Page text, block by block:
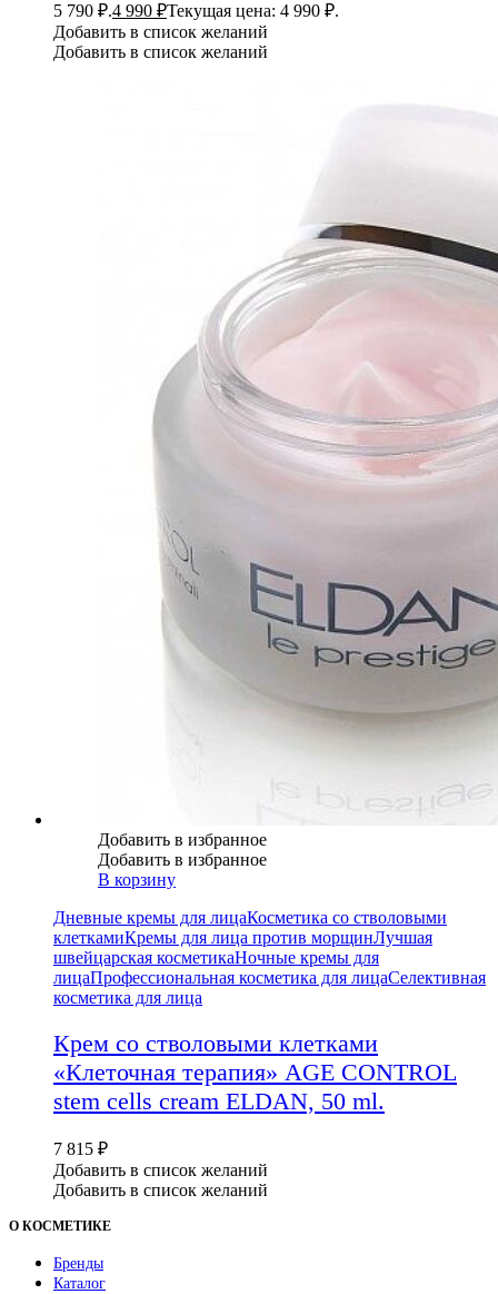
5 790 ₽.4 990 ₽Текущая цена: 4 990 ₽.
Добавить в список желаний
Добавить в список желаний
Добавить в избранное
Добавить в избранное
В корзину
Дневные кремы для лицаКосметика со стволовыми
клеткамиКремы для лица против морщинЛучшая
швейцарская косметикаНочные кремы для
лицаПрофессиональная косметика для лицаСелективная
косметика для лица
Крем со стволовыми клетками
«Клеточная терапия» AGE CONTROL
stem cells cream ELDAN, 50 ml.
7 815 ₽
Добавить в список желаний
Добавить в список желаний
О КОСМЕТИКЕ
Бренды
Каталог